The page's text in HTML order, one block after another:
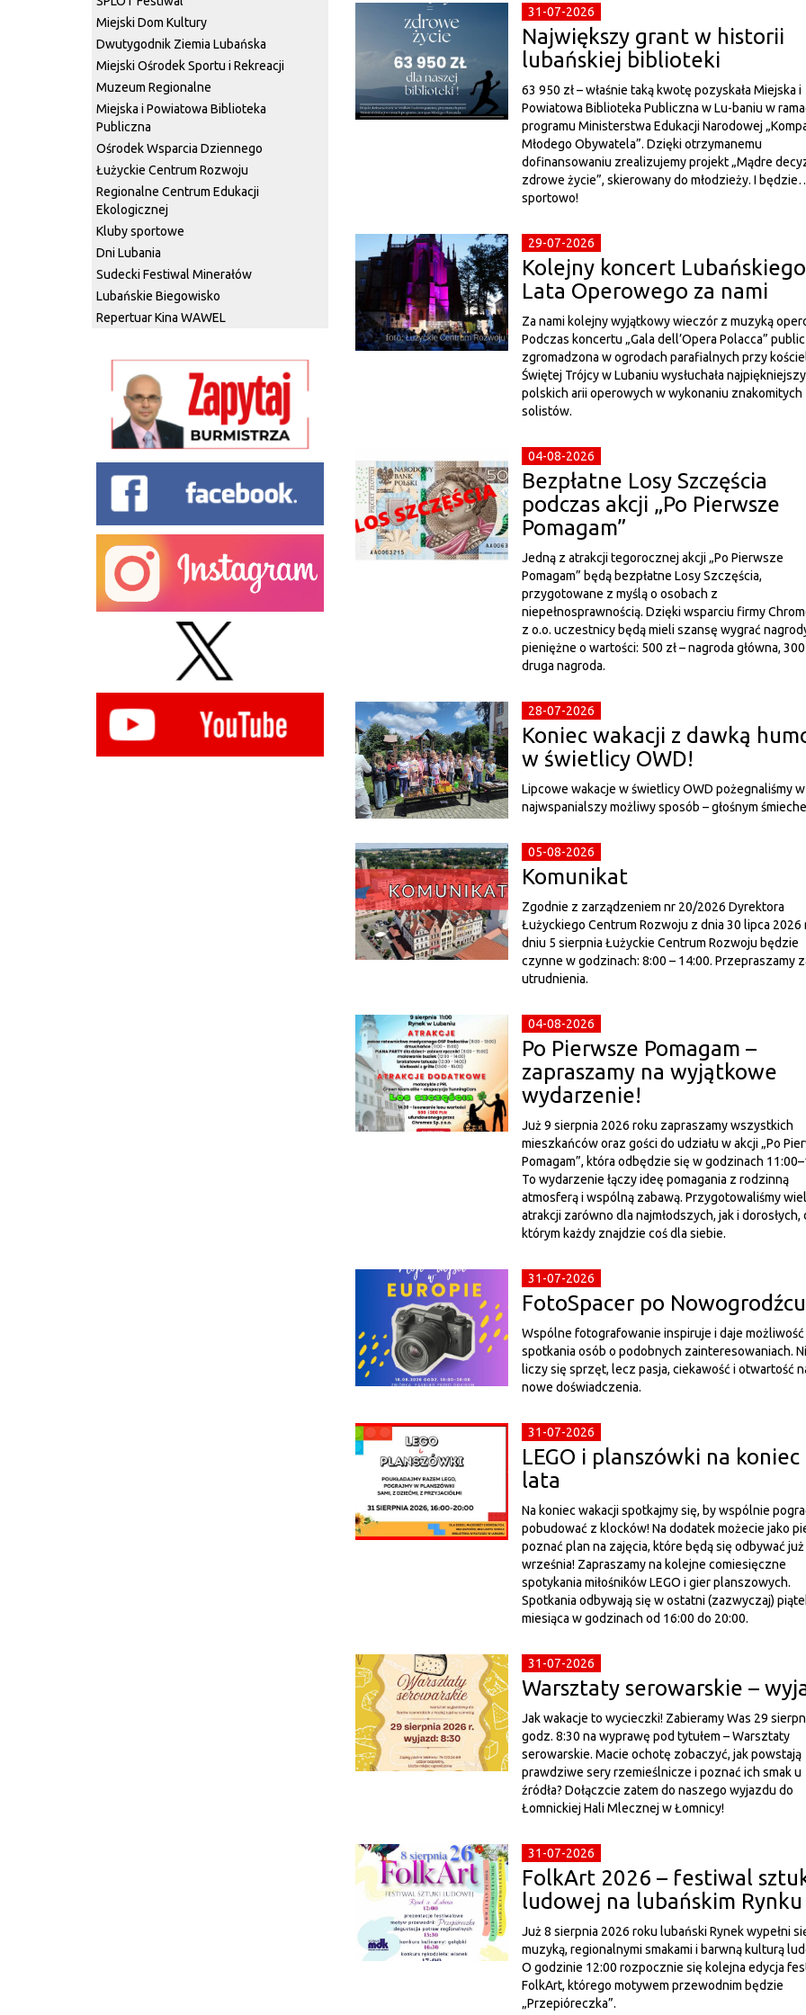
31-07-2026
Największy grant w historii
lubańskiej biblioteki
63 950 zł – właśnie taką kwotę pozyskała Miejska i
Powiatowa Biblioteka Publiczna w Lu-baniu w
programu Ministerstwa Edukacji Narodowej
Młodego Obywatela”. Dzięki otrzymanemu
dofinansowaniu zrealizujemy projekt „Mądre
zdrowe życie”, skierowany do młodzieży. I
sportowo!
29-07-2026
Kolejny koncert Lubańskiego
Lata Operowego za nami
Za nami kolejny wyjątkowy wieczór z muzyką
Podczas koncertu „Gala dell’Opera Polacca”
zgromadzona w ogrodach parafialnych przy
Świętej Trójcy w Lubaniu wysłuchała
polskich arii operowych w wykonaniu znakomitych
solistów.
04-08-2026
Bezpłatne Losy Szczęścia
podczas akcji „Po Pierwsze
Pomagam”
Jedną z atrakcji tegorocznej akcji „Po Pierwsze
Pomagam” będą bezpłatne Losy Szczęścia,
przygotowane z myślą o osobach z
niepełnosprawnością. Dzięki wsparciu firmy
z o.o. uczestnicy będą mieli szansę wygrać
pieniężne o wartości: 500 zł – nagroda główna, 300
druga nagroda.
28-07-2026
Koniec wakacji z dawką
w świetlicy OWD!
Lipcowe wakacje w świetlicy OWD pożegnaliśmy w
najwspanialszy możliwy sposób – głośnym
05-08-2026
Komunikat
Zgodnie z zarządzeniem nr 20/2026 Dyrektora
Łużyckiego Centrum Rozwoju z dnia 30 lipca 2026
dniu 5 sierpnia Łużyckie Centrum Rozwoju będzie
czynne w godzinach: 8:00 – 14:00. Przepraszamy
utrudnienia.
04-08-2026
Po Pierwsze Pomagam –
zapraszamy na wyjątkowe
wydarzenie!
Już 9 sierpnia 2026 roku zapraszamy wszystkich
mieszkańców oraz gości do udziału w akcji „Po
Pomagam”, która odbędzie się w godzinach
To wydarzenie łączy ideę pomagania z rodzinną
atmosferą i wspólną zabawą. Przygotowaliśmy
atrakcji zarówno dla najmłodszych, jak i dorosłych,
którym każdy znajdzie coś dla siebie.
31-07-2026
FotoSpacer po Nowogrodźcu
Wspólne fotografowanie inspiruje i daje możliwość
spotkania osób o podobnych zainteresowaniach.
liczy się sprzęt, lecz pasja, ciekawość i otwartość
nowe doświadczenia.
31-07-2026
LEGO i planszówki na koniec
lata
Na koniec wakacji spotkajmy się, by wspólnie
pobudować z klocków! Na dodatek możecie jako
poznać plan na zajęcia, które będą się odbywać już
września! Zapraszamy na kolejne comiesięczne
spotykania miłośników LEGO i gier planszowych.
Spotkania odbywają się w ostatni (zazwyczaj)
miesiąca w godzinach od 16:00 do 20:00.
31-07-2026
Warsztaty serowarskie –
Jak wakacje to wycieczki! Zabieramy Was 29
godz. 8:30 na wyprawę pod tytułem – Warsztaty
serowarskie. Macie ochotę zobaczyć, jak powstają
prawdziwe sery rzemieślnicze i poznać ich smak u
źródła? Dołączcie zatem do naszego wyjazdu do
Łomnickiej Hali Mlecznej w Łomnicy!
31-07-2026
FolkArt 2026 – festiwal
ludowej na lubańskim Rynku
Już 8 sierpnia 2026 roku lubański Rynek wypełni
muzyką, regionalnymi smakami i barwną kulturą
O godzinie 12:00 rozpocznie się kolejna edycja
FolkArt, którego motywem przewodnim będzie
„Przepióreczka”.
Miejski Dom Kultury
Dwutygodnik Ziemia Lubańska
Miejski Ośrodek Sportu i Rekreacji
Muzeum Regionalne
Miejska i Powiatowa Biblioteka
Publiczna
Ośrodek Wsparcia Dziennego
Łużyckie Centrum Rozwoju
Regionalne Centrum Edukacji
Ekologicznej
Kluby sportowe
Dni Lubania
Sudecki Festiwal Minerałów
Lubańskie Biegowisko
Repertuar Kina WAWEL